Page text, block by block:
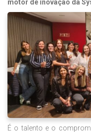
motor de inovação da
É o talento e o